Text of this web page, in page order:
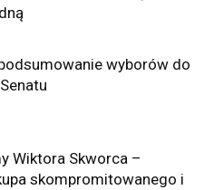
wyborów do
Wiktora Skworca –
skompromitowanego i